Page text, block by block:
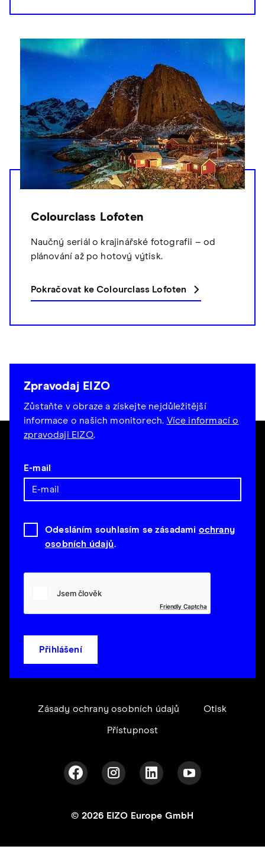
Colourclass Lofoten
Naučný seriál o krajinářské fotografii – od
plánování až po hotový výtisk.
Pokračovat ke Colourclass Lofoten
Zpravodaj EIZO
Zůstaňte v obraze a získejte nejdůležitější
informace o našich monitorech. Více informací o
zpravodaji EIZO.
E-mail
Odesláním souhlasím se zásadami ochrany
osobních údajů.
Friendly Captcha
Přihlášení
Zásady ochrany osobních údajů Otisk
Přístupnost
© 2026 EIZO Europe GmbH